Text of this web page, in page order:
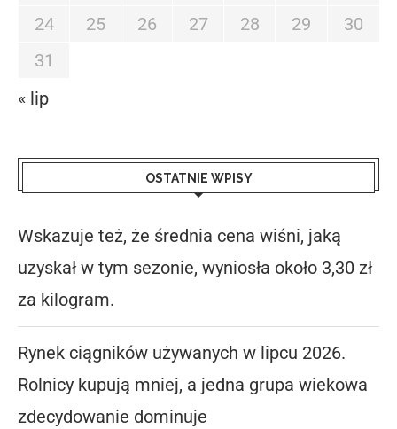
24
25 26 27 28 29
30
31
« lip
OSTATNIE WPISY
Wskazuje też, że średnia cena wiśni, jaką
uzyskał w tym sezonie, wyniosła około 3,30 zł
za kilogram.
Rynek ciągników używanych w lipcu 2026.
Rolnicy kupują mniej, a jedna grupa wiekowa
zdecydowanie dominuje